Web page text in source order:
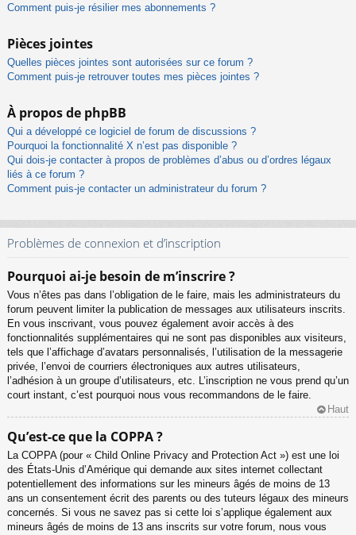
Comment puis-je résilier mes abonnements ?
Pièces jointes
Quelles pièces jointes sont autorisées sur ce forum ?
Comment puis-je retrouver toutes mes pièces jointes ?
À propos de phpBB
Qui a développé ce logiciel de forum de discussions ?
Pourquoi la fonctionnalité X n’est pas disponible ?
Qui dois-je contacter à propos de problèmes d’abus ou d’ordres légaux
liés à ce forum ?
Comment puis-je contacter un administrateur du forum ?
Problèmes de connexion et d’inscription
Pourquoi ai-je besoin de m’inscrire ?
Vous n’êtes pas dans l’obligation de le faire, mais les administrateurs du
forum peuvent limiter la publication de messages aux utilisateurs inscrits.
En vous inscrivant, vous pouvez également avoir accès à des
fonctionnalités supplémentaires qui ne sont pas disponibles aux visiteurs,
tels que l’affichage d’avatars personnalisés, l’utilisation de la messagerie
privée, l’envoi de courriers électroniques aux autres utilisateurs,
l’adhésion à un groupe d’utilisateurs, etc. L’inscription ne vous prend qu’un
court instant, c’est pourquoi nous vous recommandons de le faire.
Haut
Qu’est-ce que la COPPA ?
La COPPA (pour « Child Online Privacy and Protection Act ») est une loi
des États-Unis d’Amérique qui demande aux sites internet collectant
potentiellement des informations sur les mineurs âgés de moins de 13
ans un consentement écrit des parents ou des tuteurs légaux des mineurs
concernés. Si vous ne savez pas si cette loi s’applique également aux
mineurs âgés de moins de 13 ans inscrits sur votre forum, nous vous